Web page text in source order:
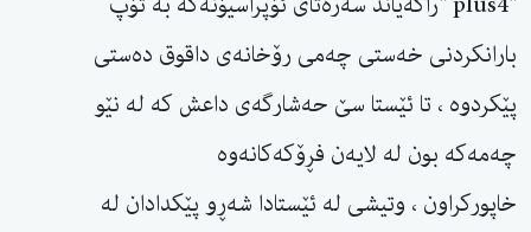
بارانکردنی خەستی چەمی رۆخانەی داقوق دەستی
پێکردوە ، تا ئێستا سێ حەشارگەی داعش کە لە نێو
چەمەکە بون لە لایەن فڕۆکەکانەوە
خاپورکراون ، وتیشی لە ئێستادا شەڕو پێکدادان لە